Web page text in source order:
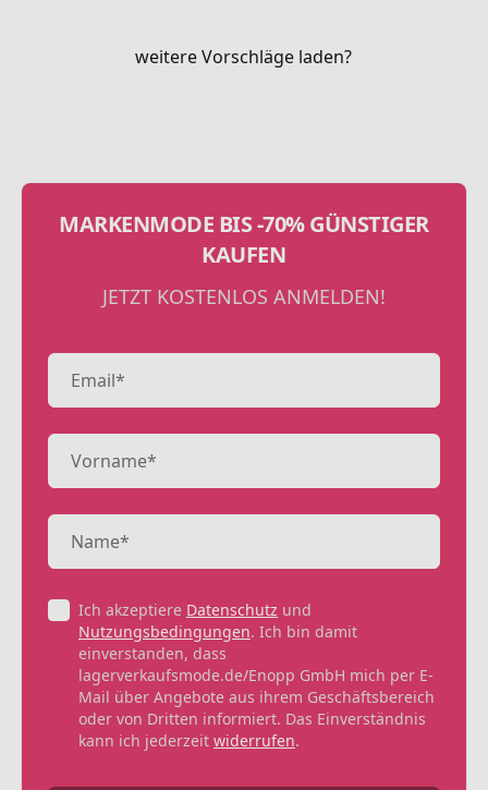
weitere Vorschläge laden?
MARKENMODE BIS -70% GÜNSTIGER
KAUFEN
JETZT KOSTENLOS ANMELDEN!
Ich akzeptiere Datenschutz und
Nutzungsbedingungen. Ich bin damit
einverstanden, dass
lagerverkaufsmode.de/Enopp GmbH mich per E-
Mail über Angebote aus ihrem Geschäftsbereich
oder von Dritten informiert. Das Einverständnis
kann ich jederzeit widerrufen.